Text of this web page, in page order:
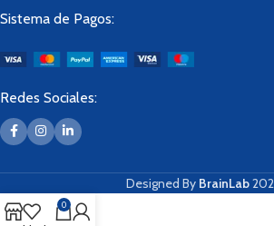
Sistema de Pagos:
Redes Sociales:
Designed By BrainLab
0